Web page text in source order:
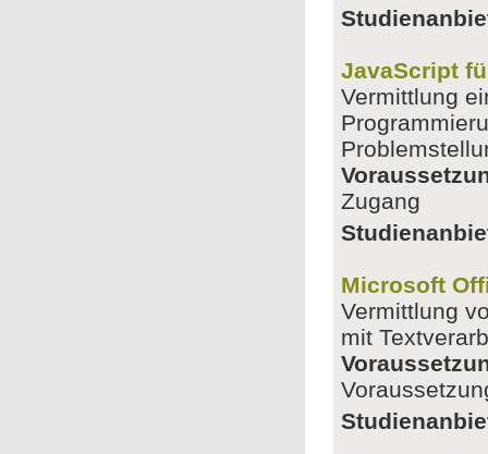
JavaScript
Vermittlung
Zugang
Microsoft
Vermittlung
mit